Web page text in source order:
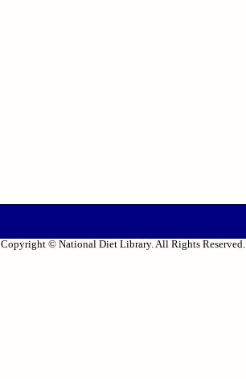
Copyright © National Diet Library. All Rights Reserved.